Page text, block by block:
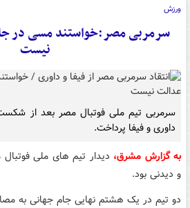
ورزش
سرمربی مصر:خواستند مسی در
نیست
سرمربی تیم ملی فوتبال مصر بعد از شکست
داوری و فیفا پرداخت.
به گزارش مشرق، دیدار تیم های ملی
و دیدنی بود.
دو تیم در یک هشتم نهایی جام جهانی به